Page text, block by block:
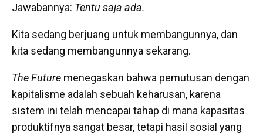
Jawabannya: Tentu saja ada.
Kita sedang berjuang untuk membangunnya, dan
kita sedang membangunnya sekarang.
The Future menegaskan bahwa pemutusan dengan
kapitalisme adalah sebuah keharusan, karena
sistem ini telah mencapai tahap di mana kapasitas
produktifnya sangat besar, tetapi hasil sosial yang